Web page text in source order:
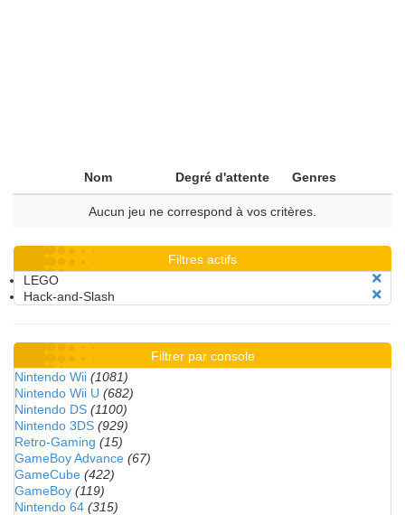
Nom Degré d'attente Genres
Aucun jeu ne correspond à vos critères.
Filtres actifs
LEGO
Hack-and-Slash
Filtrer par console
Nintendo Wii (1081)
Nintendo Wii U (682)
Nintendo DS (1100)
Nintendo 3DS (929)
Retro-Gaming (15)
GameBoy Advance (67)
GameCube (422)
GameBoy (119)
Nintendo 64 (315)